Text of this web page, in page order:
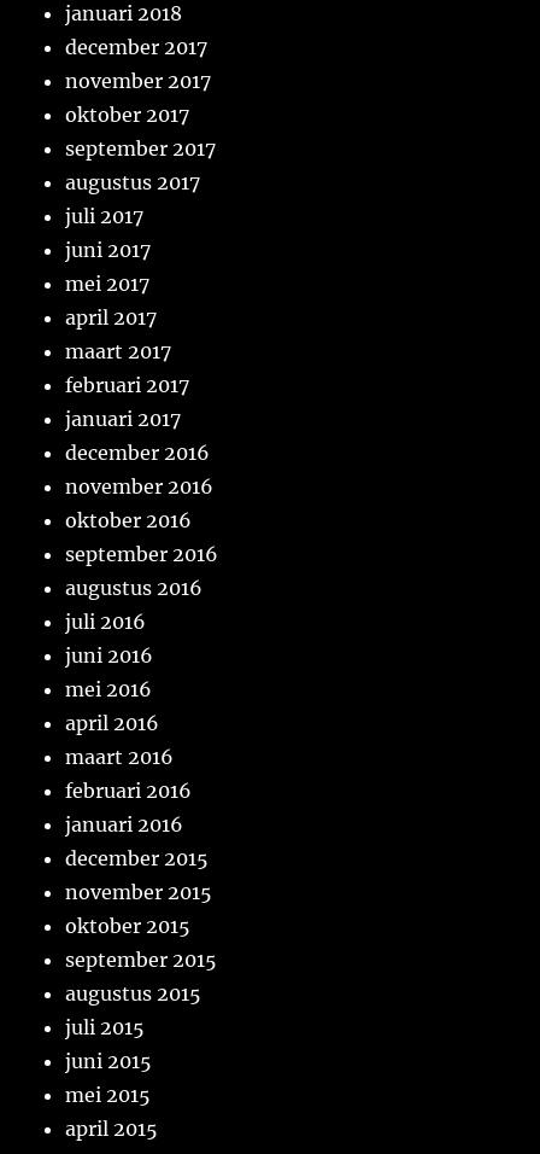
januari 2018
december 2017
november 2017
oktober 2017
september 2017
augustus 2017
juli 2017
juni 2017
mei 2017
april 2017
maart 2017
februari 2017
januari 2017
december 2016
november 2016
oktober 2016
september 2016
augustus 2016
juli 2016
juni 2016
mei 2016
april 2016
maart 2016
februari 2016
januari 2016
december 2015
november 2015
oktober 2015
september 2015
augustus 2015
juli 2015
juni 2015
mei 2015
april 2015